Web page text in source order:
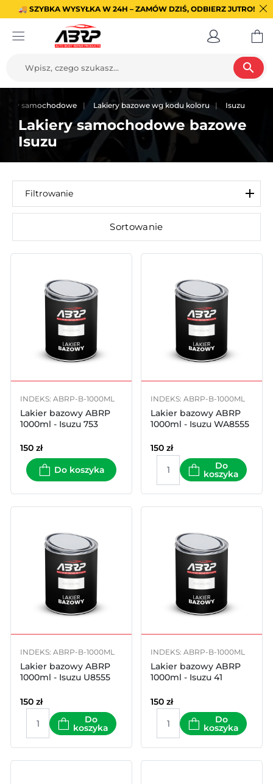
🚚 SZYBKA WYSYŁKA W 24H – ZAMÓW DZIŚ, ODBIERZ JUTRO!
search
samochodowe Lakiery bazowe wg kodu koloru Isuzu
Lakiery samochodowe bazowe
Isuzu
Filtrowanie
Sortowanie
INDEKS: ABRP-B-1000ML
Lakier bazowy ABRP
1000ml - Isuzu 753
150 zł
Do koszyka
INDEKS: ABRP-B-1000ML
Lakier bazowy ABRP
1000ml - Isuzu WA8555
150 zł
Do
koszyka
INDEKS: ABRP-B-1000ML
Lakier bazowy ABRP
1000ml - Isuzu U8555
150 zł
Do
koszyka
INDEKS: ABRP-B-1000ML
Lakier bazowy ABRP
1000ml - Isuzu 41
150 zł
Do
koszyka